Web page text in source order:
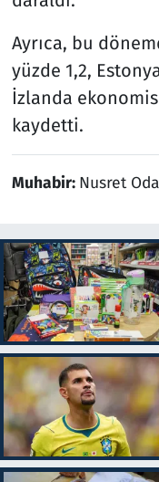
Ayrıca, bu
yüzde 1,2,
İzlanda
kaydetti.
Muhabir: Nusret